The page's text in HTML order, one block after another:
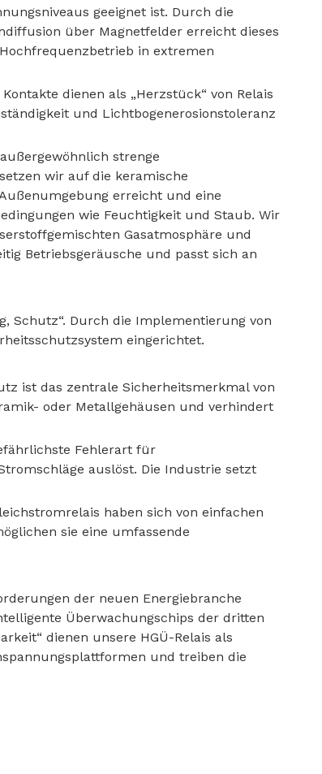
geeignet ist. Durch die
über Magnetfelder erreicht dieses
in extremen
dienen als „Herzstück“ von Relais
und Lichtbogenerosionstoleranz
strenge
wir auf die keramische
erreicht und eine
wie Feuchtigkeit und Staub. Wir
Gasatmosphäre und
Betriebsgeräusche und passt sich an
Schutz“. Durch die Implementierung von
eingerichtet.
ist das zentrale Sicherheitsmerkmal von
oder Metallgehäusen und verhindert
Fehlerart für
auslöst. Die Industrie setzt
haben sich von einfachen
sie eine umfassende
der neuen Energiebranche
Überwachungschips der dritten
dienen unsere HGÜ-Relais als
und treiben die